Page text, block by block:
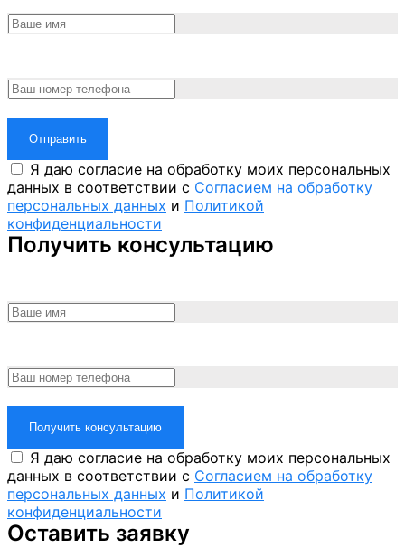
Отправить
Я даю согласие на обработку моих персональных
данных в соответствии с Согласием на обработку
персональных данных и Политикой
конфиденциальности
Получить консультацию
Получить консультацию
Я даю согласие на обработку моих персональных
данных в соответствии с Согласием на обработку
персональных данных и Политикой
конфиденциальности
Оставить заявку